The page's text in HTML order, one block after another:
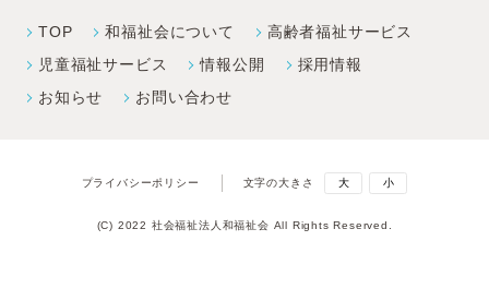
TOP 和福祉会について
高齢者福祉サービス
児童福祉サービス
情報公開
採⽤情報
お知らせ
お問い合わせ
プライバシーポリシー 文字の大きさ 大 小
(C) 2022 社会福祉法人和福祉会 All Rights Reserved.